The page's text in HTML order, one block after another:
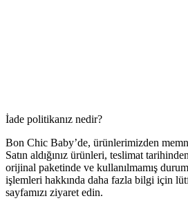
İade politikanız nedir?
Bon Chic Baby’de, ürünlerimizden
Satın aldığınız ürünleri, teslimat
orijinal paketinde ve kullanılmamış
işlemleri hakkında daha fazla bilgi için
sayfamızı ziyaret edin.